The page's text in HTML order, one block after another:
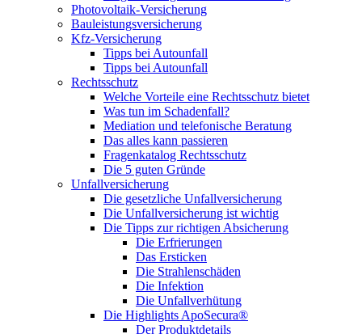
Photovoltaik-Versicherung
Bauleistungsversicherung
Kfz-Versicherung
Tipps bei Autounfall
Tipps bei Autounfall
Rechtsschutz
Welche Vorteile eine Rechtsschutz bietet
Was tun im Schadenfall?
Mediation und telefonische Beratung
Das alles kann passieren
Fragenkatalog Rechtsschutz
Die 5 guten Gründe
Unfallversicherung
Die gesetzliche Unfallversicherung
Die Unfallversicherung ist wichtig
Die Tipps zur richtigen Absicherung
Die Erfrierungen
Das Ersticken
Die Strahlenschäden
Die Infektion
Die Unfallverhütung
Die Highlights ApoSecura®
Der Produktdetails